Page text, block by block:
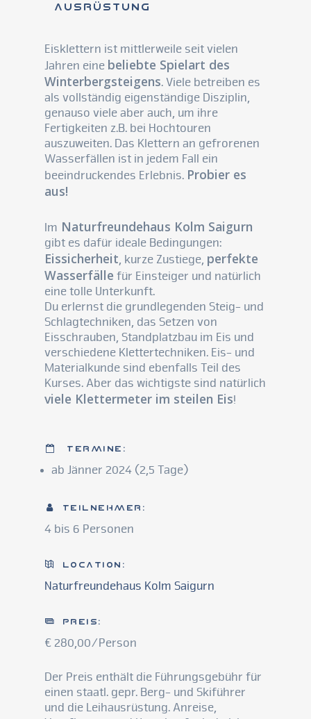
Ausrüstung
Eisklettern ist mittlerweile seit vielen
Jahren eine beliebte Spielart des
Winterbergsteigens. Viele betreiben es
als vollständig eigenständige Disziplin,
genauso viele aber auch, um ihre
Fertigkeiten z.B. bei Hochtouren
auszuweiten. Das Klettern an gefrorenen
Wasserfällen ist in jedem Fall ein
beeindruckendes Erlebnis. Probier es
aus!
Im Naturfreundehaus Kolm Saigurn
gibt es dafür ideale Bedingungen:
Eissicherheit , kurze Zustiege, perfekte
Wasserfälle für Einsteiger und natürlich
eine tolle Unterkunft.
Du erlernst die grundlegenden Steig- und
Schlagtechniken, das Setzen von
Eisschrauben, Standplatzbau im Eis und
verschiedene Klettertechniken. Eis- und
Materialkunde sind ebenfalls Teil des
Kurses. Aber das wichtigste sind natürlich
viele Klettermeter im steilen Eis!
Termine:
ab Jänner 2024 (2,5 Tage)
Teilnehmer:
4 bis 6 Personen
Location:
Naturfreundehaus Kolm Saigurn
Preis:
€ 280,00/Person
Der Preis enthält die Führungsgebühr für
einen staatl. gepr. Berg- und Skiführer
und die Leihausrüstung. Anreise,